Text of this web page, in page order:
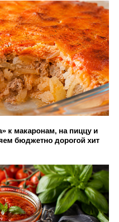
к макаронам, на пиццу и
бюджетно дорогой хит